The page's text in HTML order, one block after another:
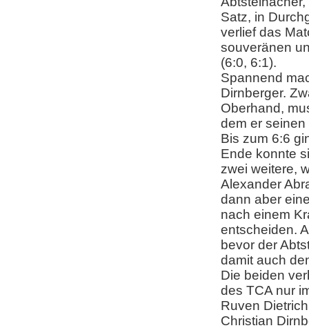
Satz, in
verlief das
souveränen
(6:0, 6:1).
Spannend
Dirnberger.
Oberhand,
dem er
Bis zum 6:6
Ende konnte
zwei weitere,
Alexander
dann aber
nach einem
entscheiden.
bevor der
damit auch
Die beiden
des TCA nur
Ruven
Christian